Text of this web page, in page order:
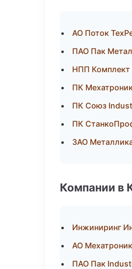
АО Поток
ПАО Пак
НПП Комплект
ПК
ПК Союз
ПК
ЗАО
Компании в
Инжиниринг
АО
ПАО Пак